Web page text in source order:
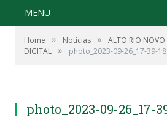
MENU
Home » Notícias »
ALTO RIO NOVO
DIGITAL » photo_2023-09-26_17-39-18
photo_2023-09-26_17-